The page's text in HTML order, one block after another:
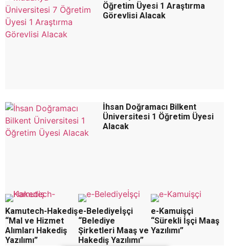
Öğretim Üyesi 1 Araştırma
Görevlisi Alacak
İhsan Doğramacı Bilkent
Üniversitesi 1 Öğretim Üyesi
Alacak
Kamutech-Hakediş
“Mal ve Hizmet
Alımları Hakediş
Yazılımı”
e-Belediyeİşçi
“Belediye
Şirketleri Maaş ve
Hakediş Yazılımı”
e-Kamuişçi
“Sürekli İşçi Maaş
Yazılımı”